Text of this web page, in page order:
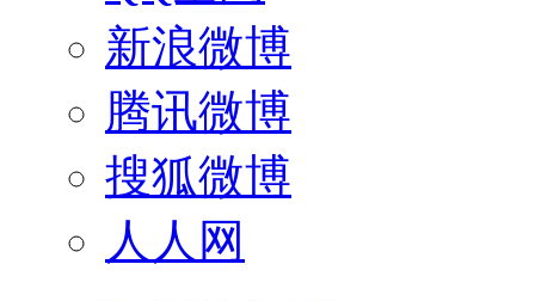
新浪微博
腾讯微博
搜狐微博
人人网